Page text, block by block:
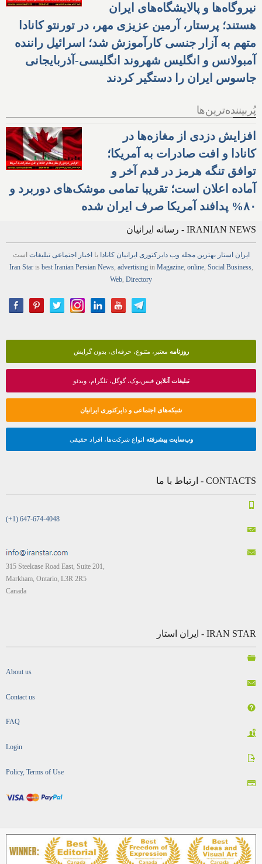
نیروگاه‌ها و پالایشگاه‌های ایران
هستند؛ پرستار، آرمین عزیزی مهر، در تورنتو کانادا
متهم به آزار جنسی کارآموزش شد؛ اسرائیل راننده
آمبولانس و انگلیس شهروند انگلیسی-آذربایجانی
جاسوس ایران را دستگیر کردند
پُربیننده‌ترین‌ها
افزایش دزدی از مغازه‌ها در
کانادا و افت صادرات به آمریکا؛
توافق تنگه هرمز در قدم آخر و
آماده اعلان است؛ تقریبا تمامی موشک‌های دوربرد و
۸۰% پدافند آمریکا صرف ایران شده
IRANIAN NEWS - رسانه ایرانیان
ایران استار بهترین مجله وب دایرکتوری ایرانیان کانادا بااخبار اجتماعی تبلیغات است
Iran Staris best Iranian Persian News, advertisingin Magazine, online, Social Business,
Web Directory
روزنامه معتبر، متنوع، حرفه‌ای، بدون گرایش
تبلیغات آنلاینفیس‌بوک، گوگل، تلگرام، ویدئو
شبکه‌های اجتماعی و دایرکتوری ایرانیان
وب‌سایت پیشرفته انواع شرکت‌ها، افراد حقیقی
CONTACTS - ارتباط با ما
(+1) 647-674-4048
315 Steelcase Road East, Suite 201,
Markham, Ontario, L3R 2R5
Canada
IRAN STAR - ایران استار
About us
Contact us
FAQ
Login
Policy, Terms of Use